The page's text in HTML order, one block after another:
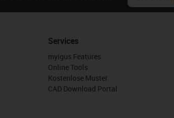
Services
myigus Features
Online Tools
Kostenlose Muster
CAD Download Portal